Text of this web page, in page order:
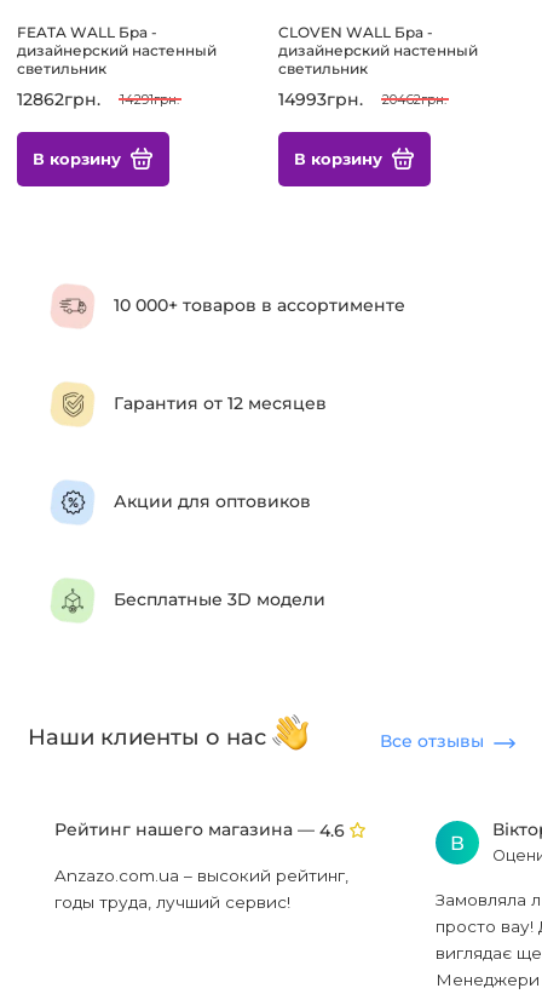
FEATA WALL Бра -
дизайнерский настенный
светильник
12862грн. 14291грн.
В корзину
CLOVEN WALL Бра -
дизайнерский настенный
светильник
14993грн. 20462грн.
В корзину
10 000+ товаров в ассортименте
Гарантия от 12 месяцев
Акции для оптовиков
Бесплатные 3D модели
Наши клиенты о нас Все отзывы
Рейтинг нашего магазина — 4.6
Anzazo.com.ua – высокий рейтинг,
годы труда, лучший сервис!
В
Замовляла
просто вау!
виглядає
Менеджери